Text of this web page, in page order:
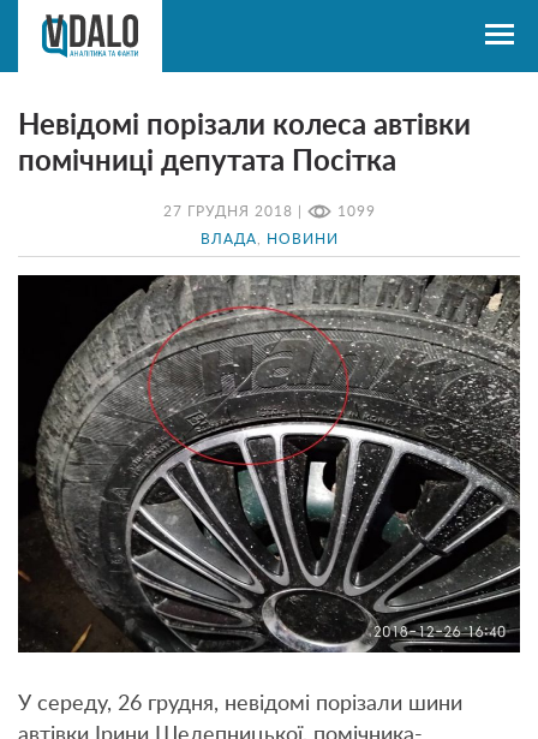
27 ГРУДНЯ 2018 | 1099
ВЛАДА НОВИНИ
Невідомі порізали колеса автівки
помічниці депутата Посітка
У середу, 26 грудня, невідомі порізали шини